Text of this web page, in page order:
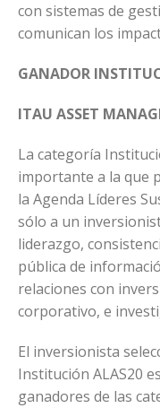
con sistemas de
comunican los
GANADOR
ITAU ASSET
La categoría
importante a la que
la Agenda Líderes
sólo a un
liderazgo,
pública de
relaciones con
corporativo, e
El inversionista
Institución ALAS20
ganadores de las